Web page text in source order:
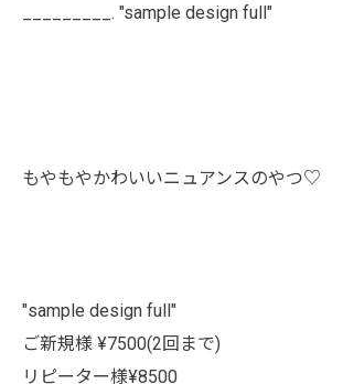
_________. "sample design full"
もやもやかわいいニュアンスのやつ♡
"sample design full"
ご新規様 ¥7500(2回まで)
リピーター様¥8500